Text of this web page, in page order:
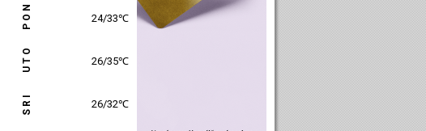
PON 26/31℃
UTO 26/33℃
SRI 27/32℃